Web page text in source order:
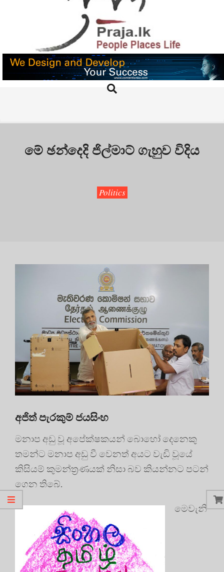
PRAJA.LK
Search
මේ ඡන්දෙදි ජිල්මාට් ගැහුව විදිය
Politics
අජිත් පැරකුම් ජයසිංහ
මනාප අඩු වූ අපේක්ෂකයන් බොහෝ දෙනෙකු
තමන්ට මනාප අඩු වී වෙනත් අයට වැඩි වූයේ
කිසියම් කුමන්ත්‍රණයක් නිසා බව කියන්නට පටන්
ගෙන තිබේ.
මෙවැනි